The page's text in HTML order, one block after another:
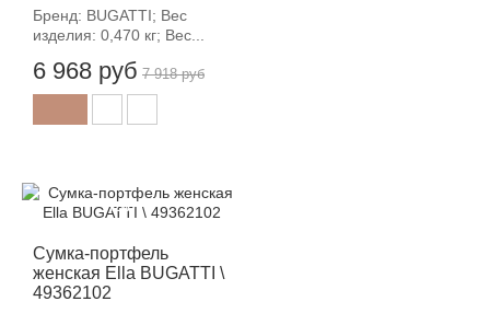
Бренд: BUGATTI; Вес
изделия: 0,470 кг; Вес...
6 968 руб 7 918 руб
Сумка-портфель
женская Ella BUGATTI \
49362102
-12%